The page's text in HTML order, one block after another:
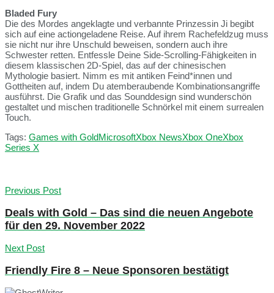
Bladed Fury
Die des Mordes angeklagte und verbannte Prinzessin Ji begibt
sich auf eine actiongeladene Reise. Auf ihrem Rachefeldzug muss
sie nicht nur ihre Unschuld beweisen, sondern auch ihre
Schwester retten. Entfessle Deine Side-Scrolling-Fähigkeiten in
diesem klassischen 2D-Spiel, das auf der chinesischen
Mythologie basiert. Nimm es mit antiken Feind*innen und
Gottheiten auf, indem Du atemberaubende Kombinationsangriffe
ausführst. Die Grafik und das Sounddesign sind wunderschön
gestaltet und mischen traditionelle Schnörkel mit einem surrealen
Touch.
Tags: Games with GoldMicrosoftXbox NewsXbox OneXbox
Series X
Previous Post
Deals with Gold – Das sind die neuen Angebote
für den 29. November 2022
Next Post
Friendly Fire 8 – Neue Sponsoren bestätigt